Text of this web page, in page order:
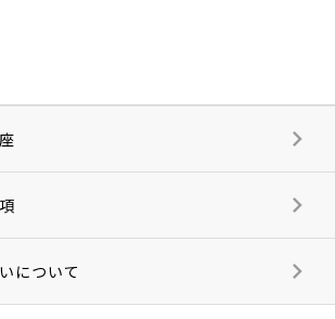
について